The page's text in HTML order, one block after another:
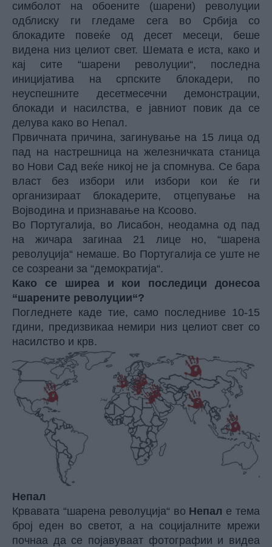
симболот на обоените (шарени) револуции
одблиску ги гледаме сега во Србија со
блокадите повеќе од десет месеци, беше
видена низ целиот свет. Шемата е иста, како и
кај сите “шарени револуции“, последна
иницијатива на српските блокадери, по
неуспешните десетмесечни демонстрации,
блокади и насилства, е јавниот повик да се
делува како во Непал.
Првичната причина, загинување на 15 лица од
пад на настрешница на железничката станица
во Нови Сад веќе никој не ја спомнува. Се бара
власт без избори или избори кои ќе ги
организираат блокадерите, отцепување на
Војводина и признавање на Ксоово.
Во Португалија, во Лисабон, неодамна од пад
на жичара загинаа 21 лице но, “шарена
револуција“ немаше. Во Португалија се уште не
се созреани за “демократија“.
Како се ширеа и кои последици донесоа
“шарените револуции“?
Погледнете каде тие, само последниве 10-15
гдини, предизвикаа немири низ целиот свет со
насилство и крв.
Непал
Крвавата “шарена револуција“ во Непал е тема
број еден во светот, а на социјалните мрежи
почнаа да се појавуваат фотографии и видеа